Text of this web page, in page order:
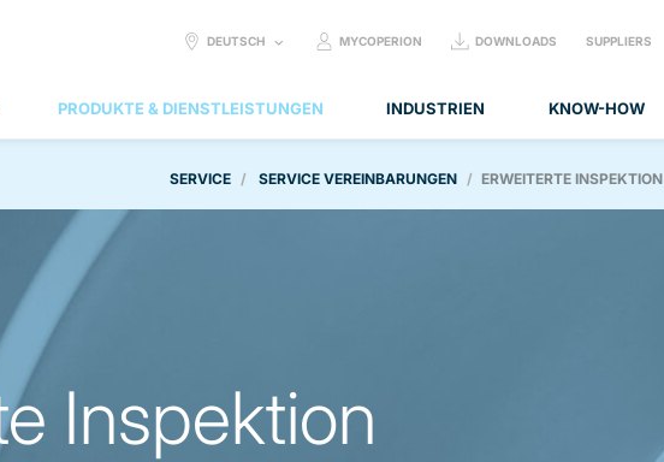
PRODUKTE & DIENSTLEISTUNGEN INDUSTRIEN KNOW-HOW
SELECT
DEUTSCH MYCOPERION DOWNLOADS SUPPLIERS
SERVICE SERVICE VEREINBARUNGEN ERWEITERTE INSPEKTION
Inspektion